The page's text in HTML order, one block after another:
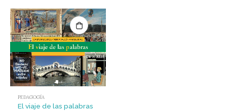
PEDAGOGÍA
El viaje de las palabras